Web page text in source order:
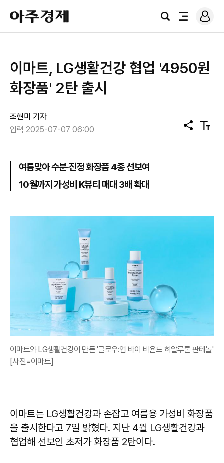
아
주
경
검
전
로
그
이마트, LG생활건강 협업 '4950원
화장품' 2탄 출시
조현미 기자
입력 2025-07-07 06:00
공
유
텍
스
여름맞아 수분·진정 화장품 4종 선보여
10월까지 가성비 K뷰티 매대 3배 확대
이마트와 LG생활건강이 만든 '글로우:업 바이 비욘드 히알루론 판테놀'
[사진=이마트]
이마트는 LG생활건강과 손잡고 여름용 가성비 화장품
을 출시한다고 7일 밝혔다. 지난 4월 LG생활건강과
협업해 선보인 초저가 화장품 2탄이다.